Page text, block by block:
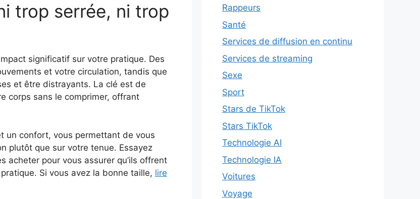
trop serrée, ni trop
significatif sur votre pratique. Des
et votre circulation, tandis que
et être distrayants. La clé est de
corps sans le comprimer, offrant
un confort, vous permettant de vous
plutôt que sur votre tenue. Essayez
acheter pour vous assurer qu’ils offrent
Si vous avez la bonne taille, lire
Rappeurs
Santé
Services de diffusion en continu
Services de streaming
Sexe
Sport
Stars de TikTok
Stars TikTok
Technologie AI
Technologie IA
Voitures
Voyage